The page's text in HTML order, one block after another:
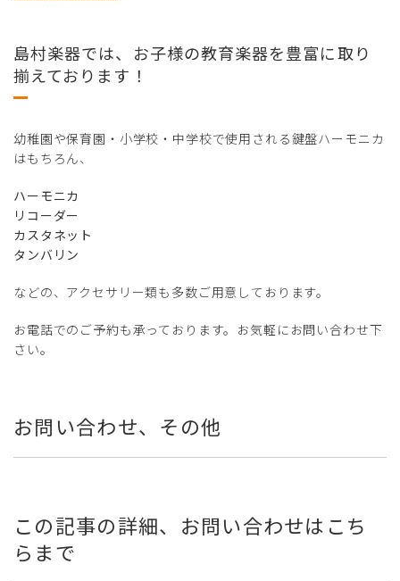
島村楽器では、お子様の教育楽器を豊富に取り
揃えております！
幼稚園や保育園・小学校・中学校で使用される鍵盤ハーモニカ
はもちろん、
ハーモニカ
リコーダー
カスタネット
タンバリン
などの、アクセサリー類も多数ご用意しております。
お電話でのご予約も承っております。お気軽にお問い合わせ下
さい。
お問い合わせ、その他
この記事の詳細、お問い合わせはこち
らまで